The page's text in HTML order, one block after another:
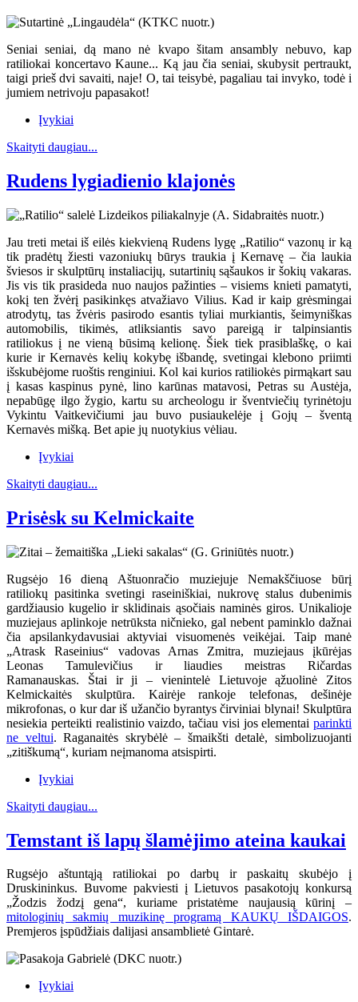
Seniai seniai, dą mano nė kvapo šitam ansambly nebuvo, kap
ratiliokai koncertavo Kaune... Ką jau čia seniai, skubysit pertraukt,
taigi prieš dvi savaiti, naje! O, tai teisybė, pagaliau tai invyko, todė i
jumiem netrivoju papasakot!
Įvykiai
Skaityti daugiau...
Rudens lygiadienio klajonės
Jau treti metai iš eilės kiekvieną Rudens lygę „Ratilio“ vazonų ir ką
tik pradėtų žiesti vazoniukų būrys traukia į Kernavę – čia laukia
šviesos ir skulptūrų instaliacijų, sutartinių sąšaukos ir šokių vakaras.
Jis vis tik prasideda nuo naujos pažinties – visiems knieti pamatyti,
kokį ten žvėrį pasikinkęs atvažiavo Vilius. Kad ir kaip grėsmingai
atrodytų, tas žvėris pasirodo esantis tyliai murkiantis, šeimyniškas
automobilis, tikimės, atliksiantis savo pareigą ir talpinsiantis
ratiliokus į ne vieną būsimą kelionę. Šiek tiek prasiblaškę, o kai
kurie ir Kernavės kelių kokybę išbandę, svetingai klebono priimti
išskubėjome ruoštis renginiui. Kol kai kurios ratiliokės pirmąkart sau
į kasas kaspinus pynė, lino karūnas matavosi, Petras su Austėja,
nepabūgę ilgo žygio, kartu su archeologu ir šventviečių tyrinėtoju
Vykintu Vaitkevičiumi jau buvo pusiaukelėje į Gojų – šventą
Kernavės mišką. Bet apie jų nuotykius vėliau.
Įvykiai
Skaityti daugiau...
Prisėsk su Kelmickaite
Rugsėjo 16 dieną Aštuonračio muziejuje Nemakščiuose būrį
ratiliokų pasitinka svetingi raseiniškiai, nukrovę stalus dubenimis
gardžiausio kugelio ir sklidinais ąsočiais naminės giros. Unikalioje
muziejaus aplinkoje netrūksta ničnieko, gal nebent paminklo dažnai
čia apsilankydavusiai aktyviai visuomenės veikėjai. Taip manė
„Atrask Raseinius“ vadovas Arnas Zmitra, muziejaus įkūrėjas
Leonas Tamulevičius ir liaudies meistras Ričardas
Ramanauskas. Štai ir ji – vienintelė Lietuvoje ąžuolinė Zitos
Kelmickaitės skulptūra. Kairėje rankoje telefonas, dešinėje
mikrofonas, o kur dar iš užančio byrantys čirviniai blynai! Skulptūra
nesiekia perteikti realistinio vaizdo, tačiau visi jos elementai parinkti
ne veltui. Raganaitės skrybėlė – šmaikšti detalė, simbolizuojanti
„zitiškumą“, kuriam neįmanoma atsispirti.
Įvykiai
Skaityti daugiau...
Temstant iš lapų šlamėjimo ateina kaukai
Rugsėjo aštuntąją ratiliokai po darbų ir paskaitų skubėjo į
Druskininkus. Buvome pakviesti į Lietuvos pasakotojų konkursą
„Žodzis žodzį gena“, kuriame pristatėme naujausią kūrinį –
mitologinių sakmių muzikinę programą KAUKŲ IŠDAIGOS.
Premjeros įspūdžiais dalijasi ansamblietė Gintarė.
Įvykiai